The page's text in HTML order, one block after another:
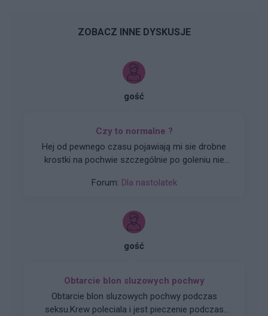
ZOBACZ INNE DYSKUSJE
gość
Czy to normalne ?
Hej od pewnego czasu pojawiają mi sie drobne
krostki na pochwie szczególnie po goleniu nie
Forum: Dla nastolatek
gość
Obtarcie blon sluzowych pochwy
Obtarcie blon sluzowych pochwy podczas
seksu.Krew poleciala i jest pieczenie podczas